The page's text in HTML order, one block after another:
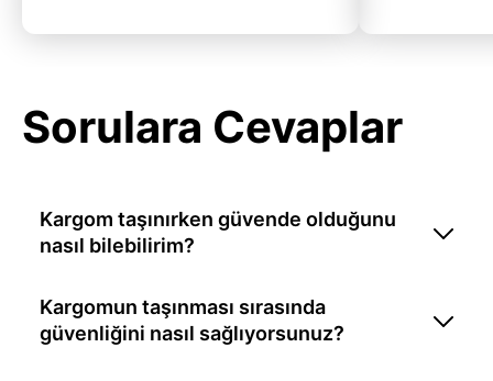
Sorulara Cevaplar
Kargom taşınırken güvende olduğunu
nasıl bilebilirim?
Kargomun taşınması sırasında
güvenliğini nasıl sağlıyorsunuz?